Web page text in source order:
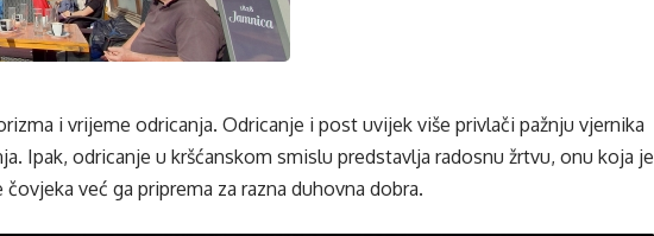
i vrijeme odricanja. Odricanje i post uvijek više privlači pažnju vjernika
Ipak, odricanje u kršćanskom smislu predstavlja radosnu žrtvu, onu koja je
već ga priprema za razna duhovna dobra.